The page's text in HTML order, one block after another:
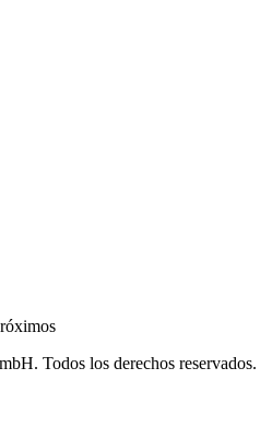
Todos los derechos reservados.